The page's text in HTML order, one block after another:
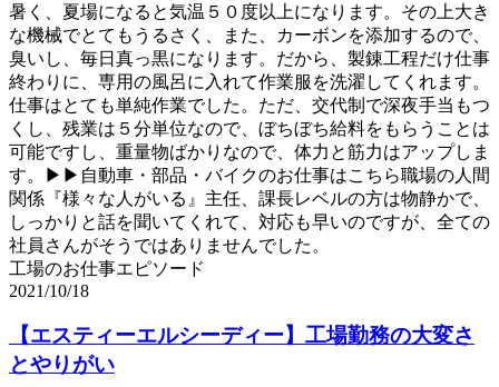
暑く、夏場になると気温５０度以上になります。その上大き
な機械でとてもうるさく、また、カーボンを添加するので、
臭いし、毎日真っ黒になります。だから、製錬工程だけ仕事
終わりに、専用の風呂に入れて作業服を洗濯してくれます。
仕事はとても単純作業でした。ただ、交代制で深夜手当もつ
くし、残業は５分単位なので、ぼちぼち給料をもらうことは
可能ですし、重量物ばかりなので、体力と筋力はアップしま
す。▶▶自動車・部品・バイクのお仕事はこちら職場の人間
関係『様々な人がいる』主任、課長レベルの方は物静かで、
しっかりと話を聞いてくれて、対応も早いのですが、全ての
社員さんがそうではありませんでした。
工場のお仕事エピソード
2021/10/18
【エスティーエルシーディー】工場勤務の大変さ
とやりがい